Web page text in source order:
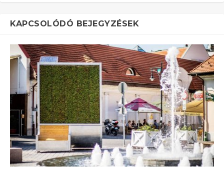
KAPCSOLÓDÓ BEJEGYZÉSEK